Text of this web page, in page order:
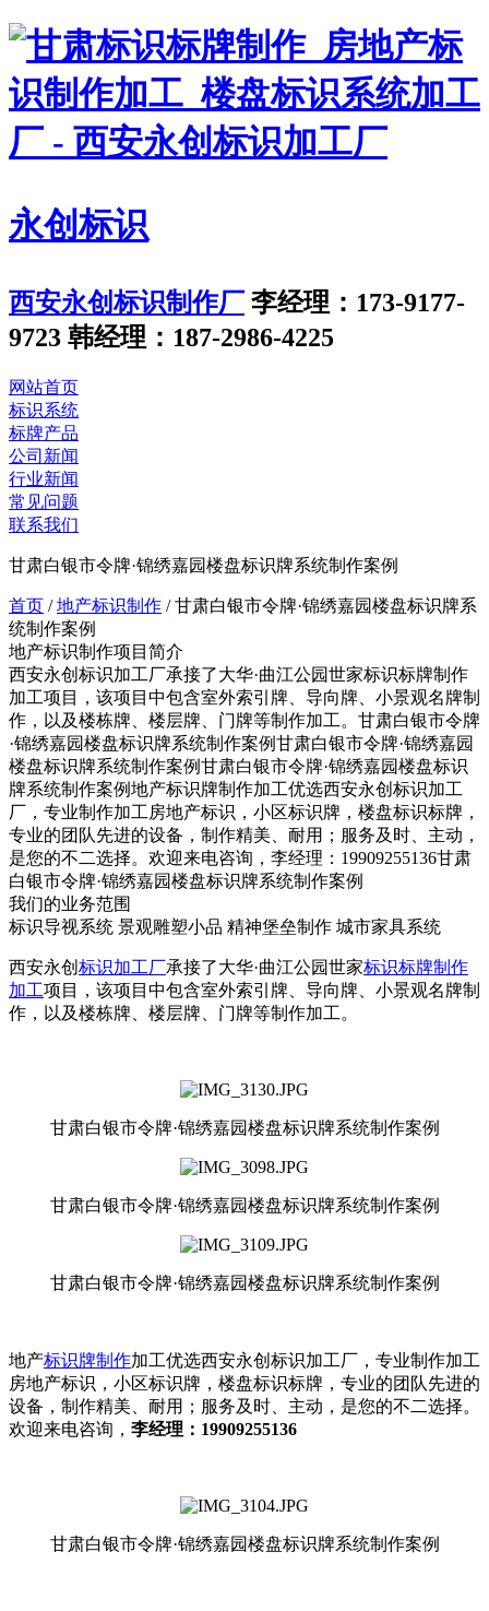
永创标识
西安永创标识制作厂 李经理：173-9177-
9723 韩经理：187-2986-4225
网站首页
标识系统
标牌产品
公司新闻
行业新闻
常见问题
联系我们
甘肃白银市令牌·锦绣嘉园楼盘标识牌系统制作案例
首页 / 地产标识制作 /甘肃白银市令牌·锦绣嘉园楼盘标识牌系
统制作案例
地产标识制作项目简介
西安永创标识加工厂承接了大华·曲江公园世家标识标牌制作
加工项目，该项目中包含室外索引牌、导向牌、小景观名牌制
作，以及楼栋牌、楼层牌、门牌等制作加工。甘肃白银市令牌
·锦绣嘉园楼盘标识牌系统制作案例甘肃白银市令牌·锦绣嘉园
楼盘标识牌系统制作案例甘肃白银市令牌·锦绣嘉园楼盘标识
牌系统制作案例地产标识牌制作加工优选西安永创标识加工
厂，专业制作加工房地产标识，小区标识牌，楼盘标识标牌，
专业的团队先进的设备，制作精美、耐用；服务及时、主动，
是您的不二选择。欢迎来电咨询，李经理：19909255136甘肃
白银市令牌·锦绣嘉园楼盘标识牌系统制作案例
我们的业务范围
标识导视系统 景观雕塑小品 精神堡垒制作 城市家具系统
西安永创 标识加工厂承接了大华·曲江公园世家标识标牌制作
加工项目，该项目中包含室外索引牌、导向牌、小景观名牌制
作，以及楼栋牌、楼层牌、门牌等制作加工。
甘肃白银市令牌·锦绣嘉园楼盘标识牌系统制作案例
甘肃白银市令牌·锦绣嘉园楼盘标识牌系统制作案例
甘肃白银市令牌·锦绣嘉园楼盘标识牌系统制作案例
地产标识牌制作加工优选西安永创标识加工厂，专业制作加工
房地产标识，小区标识牌，楼盘标识标牌，专业的团队先进的
设备，制作精美、耐用；服务及时、主动，是您的不二选择。
欢迎来电咨询， 李经理：19909255136
甘肃白银市令牌·锦绣嘉园楼盘标识牌系统制作案例